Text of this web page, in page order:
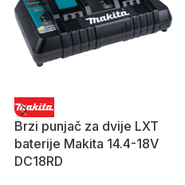
Brzi punjač za dvije LXT
baterije Makita 14.4-18V
DC18RD